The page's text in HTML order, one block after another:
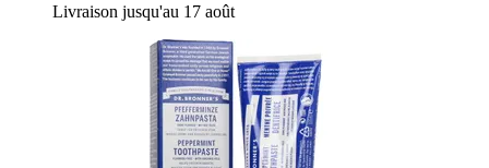
Livraison jusqu'au 17 août